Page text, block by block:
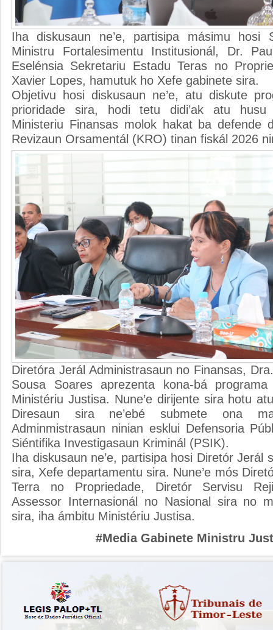
Iha diskusaun ne’e, partisipa másimu hosi
Ministru Fortalesimentu Institusionál, Dr.
Eselénsia Sekretariu Estadu Teras no
Xavier Lopes, hamutuk ho Xefe gabinete sira.
Objetivu hosi diskusaun ne’e, atu diskute
prioridade sira, hodi tetu didi’ak atu
Ministeriu Finansas molok hakat ba defende
Revizaun Orsamentál (KRO) tinan fiskál 2026
Diretóra Jerál Administrasaun no Finansas,
Sousa Soares aprezenta kona-bá
Ministériu Justisa. Nune’e dirijente sira hotu
Diresaun sira ne’ebé submete ona
Adminmistrasaun ninian esklui Defensoria
Siéntifika Investigasaun Kriminál (PSIK).
Iha diskusaun ne’e, partisipa hosi Diretór Jerál
sira, Xefe departamentu sira. Nune’e mós
Terra no Propriedade, Diretór Servisu
Assessor Internasionál no Nasional sira no
sira, iha ámbitu Ministériu Justisa.
#Media Gabinete Ministru